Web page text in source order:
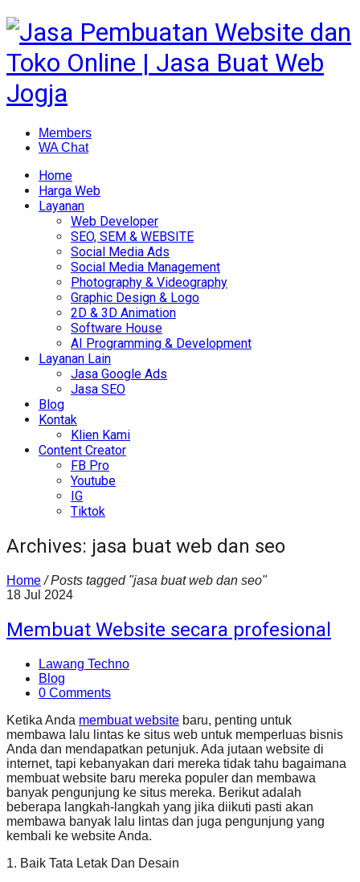
Members
WA Chat
Home
Harga Web
Layanan
Web Developer
SEO, SEM & WEBSITE
Social Media Ads
Social Media Management
Photography & Videography
Graphic Design & Logo
2D & 3D Animation
Software House
AI Programming & Development
Layanan Lain
Jasa Google Ads
Jasa SEO
Blog
Kontak
Klien Kami
Content Creator
FB Pro
Youtube
IG
Tiktok
Archives: jasa buat web dan seo
Home / Posts tagged "jasa buat web dan seo"
18 Jul 2024
Membuat Website secara profesional
Lawang Techno
Blog
0 Comments
Ketika Anda membuat website baru, penting untuk
membawa lalu lintas ke situs web untuk memperluas bisnis
Anda dan mendapatkan petunjuk. Ada jutaan website di
internet, tapi kebanyakan dari mereka tidak tahu bagaimana
membuat website baru mereka populer dan membawa
banyak pengunjung ke situs mereka. Berikut adalah
beberapa langkah-langkah yang jika diikuti pasti akan
membawa banyak lalu lintas dan juga pengunjung yang
kembali ke website Anda.
1. Baik Tata Letak Dan Desain